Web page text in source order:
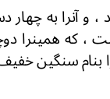
آنرا به چهار
، که همینرا
سنگین خفیف
گذاشته اند.